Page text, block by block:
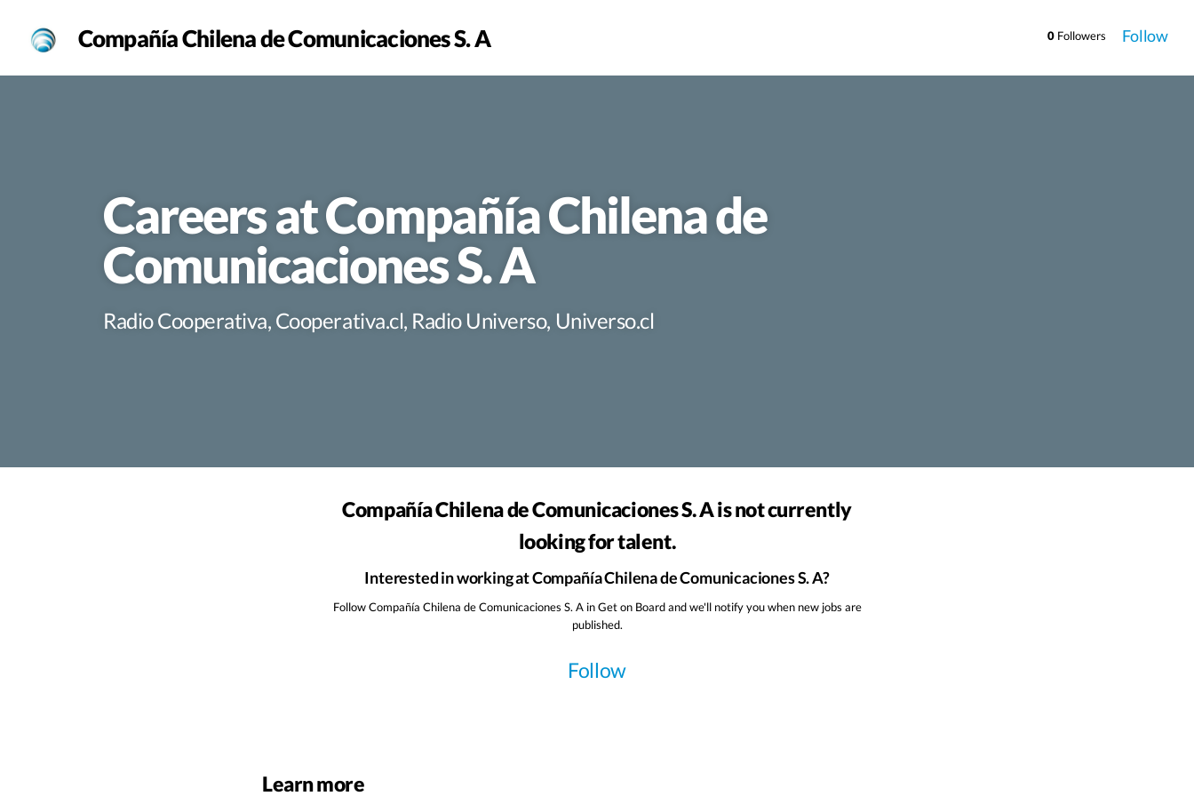
0 Followers Follow
Compañía Chilena de Comunicaciones S. A
Careers at Compañía Chilena de
Comunicaciones S. A
Radio Cooperativa, Cooperativa.cl, Radio Universo, Universo.cl
Compañía Chilena de Comunicaciones S. A is not currently
looking for talent.
Interested in working at Compañía Chilena de Comunicaciones S. A?
Follow Compañía Chilena de Comunicaciones S. A in Get on Board and we'll notify you when new jobs are
published.
Follow
Learn more